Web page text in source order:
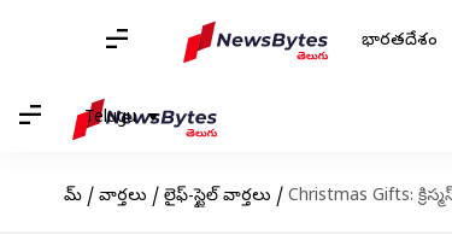
భారతదేశం
Telugu
హోమ్ / వార్తలు / లైఫ్-స్టైల్ వార్తలు / Christmas Gifts: